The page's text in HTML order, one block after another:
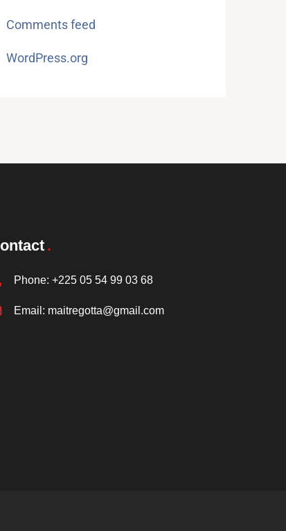
Comments feed
WordPress.org
Phone: +225 05 54 99 03 68
Email: maitregotta@gmail.com